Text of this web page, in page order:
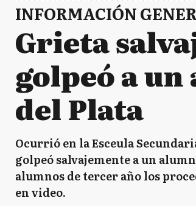
INFORMACIÓN
Grieta
golpeó a un
del Plata
Ocurrió en la Esceula
golpeó salvajemente a un
alumnos de tercer año los
en video.